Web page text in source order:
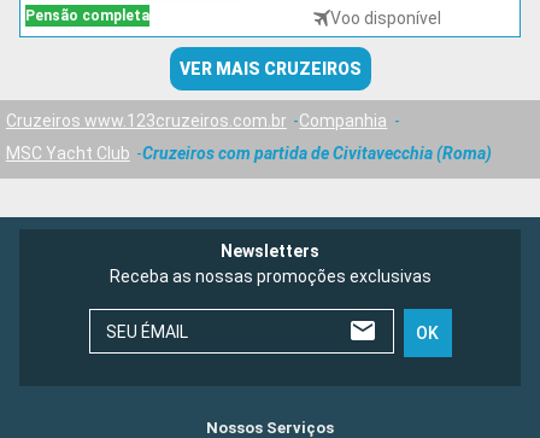
Pensão completa Voo disponível
VER MAIS CRUZEIROS
Cruzeiros www.123cruzeiros.com.br
Companhia
MSC Yacht Club
Cruzeiros com partida de Civitavecchia (Roma)
Newsletters
Receba as nossas promoções exclusivas
SEU ÉMAIL OK
Nossos Serviços